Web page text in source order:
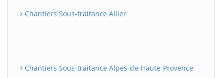
Chantiers Sous-traitance Allier
Chantiers Sous-traitance Alpes-de-Haute-Provence